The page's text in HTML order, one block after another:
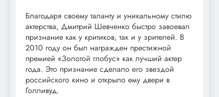
Благодаря своему таланту и уникальному стилю
актерства, Дмитрий Шевченко быстро завоевал
признание как у критиков, так и у зрителей. В
2010 году он был награжден престижной
премией «Золотой глобус» как лучший актер
года. Это признание сделало его звездой
российского кино и открыло ему двери в
Голливуд.